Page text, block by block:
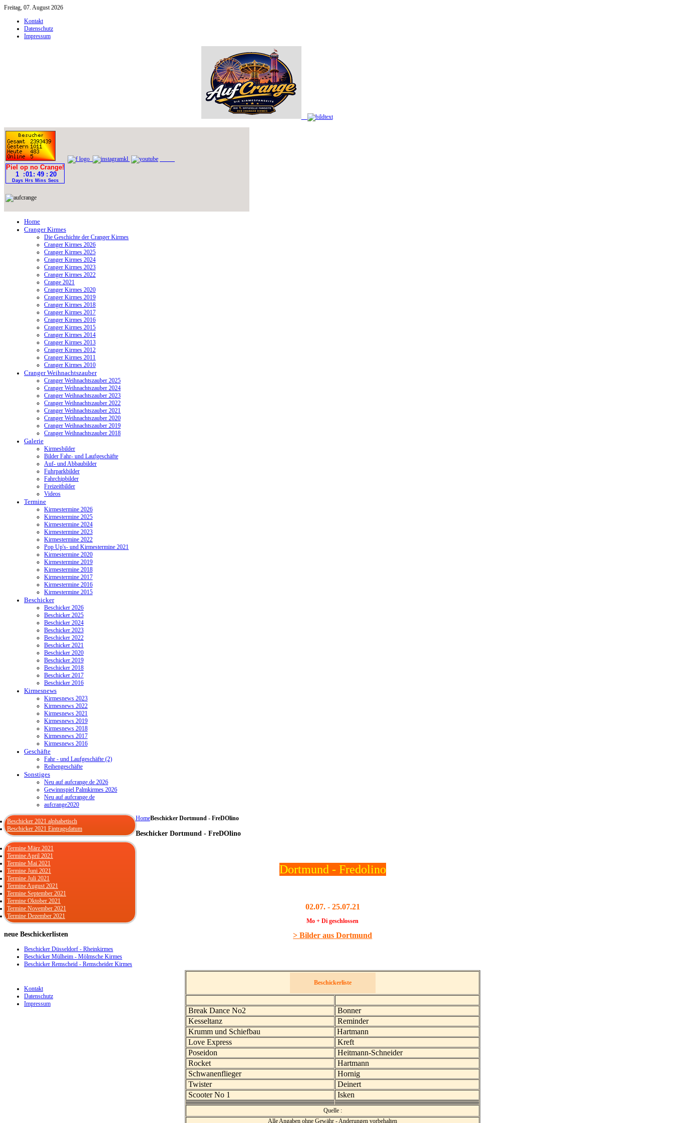
Freitag, 07. August 2026
Kontakt
Datenschutz
Impressum
Home
Cranger Kirmes
Die Geschichte der Cranger Kirmes
Cranger Kirmes 2026
Cranger Kirmes 2025
Cranger Kirmes 2024
Cranger Kirmes 2023
Cranger Kirmes 2022
Crange 2021
Cranger Kirmes 2020
Cranger Kirmes 2019
Cranger Kirmes 2018
Cranger Kirmes 2017
Cranger Kirmes 2016
Cranger Kirmes 2015
Cranger Kirmes 2014
Cranger Kirmes 2013
Cranger Kirmes 2012
Cranger Kirmes 2011
Cranger Kirmes 2010
Cranger Weihnachtszauber
Cranger Weihnachtszauber 2025
Cranger Weihnachtszauber 2024
Cranger Weihnachtszauber 2023
Cranger Weihnachtszauber 2022
Cranger Weihnachtszauber 2021
Cranger Weihnachtszauber 2020
Cranger Weihnachtszauber 2019
Cranger Weihnachtszauber 2018
Galerie
Kirmesbilder
Bilder Fahr- und Laufgeschäfte
Auf- und Abbaubilder
Fuhrparkbilder
Fahrchipbilder
Freizeitbilder
Videos
Termine
Kirmestermine 2026
Kirmestermine 2025
Kirmestermine 2024
Kirmestermine 2023
Kirmestermine 2022
Pop Up's- und Kirmestermine 2021
Kirmestermine 2020
Kirmestermine 2019
Kirmestermine 2018
Kirmestermine 2017
Kirmestermine 2016
Kirmestermine 2015
Beschicker
Beschicker 2026
Beschicker 2025
Beschicker 2024
Beschicker 2023
Beschicker 2022
Beschicker 2021
Beschicker 2020
Beschicker 2019
Beschicker 2018
Beschicker 2017
Beschicker 2016
Kirmesnews
Kirmesnews 2023
Kirmesnews 2022
Kirmesnews 2021
Kirmesnews 2019
Kirmesnews 2018
Kirmesnews 2017
Kirmesnews 2016
Geschäfte
Fahr - und Laufgeschäfte (2)
Reihengeschäfte
Sonstiges
Neu auf aufcrange.de 2026
Gewinnspiel Palmkirmes 2026
Neu auf aufcrange.de
aufcrange2020
HomeBeschicker Dortmund - FreDOlino
Beschicker Dortmund - FreDOlino
Dortmund - Fredolino
02.07. - 25.07.21
Mo + Di geschlossen
>Bilder aus Dortmund
Beschickerliste
Break Dance No2
Bonner
Kesseltanz
Reminder
Krumm und Schiefbau
Hartmann
Love Express
Kreft
Poseidon
Heitmann-Schneider
Rocket
Hartmann
Schwanenflieger
Hornig
Twister
Deinert
Scooter No 1
Isken
Quelle:
Alle Angaben ohne Gewähr - Anderungen vorbehalten
Beschicker 2021 alphabetisch
Beschicker 2021 Eintragsdatum
Termine März 2021
Termine April 2021
Termine Mai 2021
Termine Juni 2021
Termine Juli 2021
Termine August 2021
Termine September 2021
Termine Oktober 2021
Termine November 2021
Termine Dezember 2021
neue Beschickerlisten
Beschicker Düsseldorf - Rheinkirmes
Beschicker Mülheim - Mölmsche Kirmes
Beschicker Remscheid - Remscheider Kirmes
Kontakt
Datenschutz
Impressum